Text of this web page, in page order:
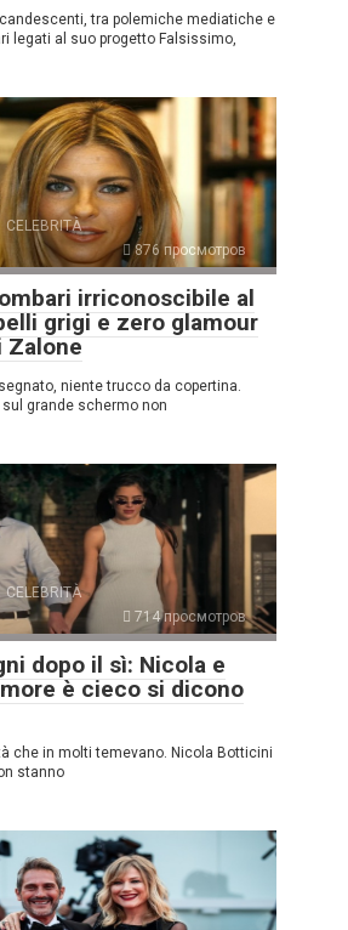
tra polemiche mediatiche e
legati al suo progetto Falsissimo,
CELEBRITÀ
876 просмотров
irriconoscibile al
grigi e zero glamour
Zalone
niente trucco da copertina.
grande schermo non
CELEBRITÀ
714 просмотров
dopo il sì: Nicola e
è cieco si dicono
che in molti temevano. Nicola Botticini
stanno